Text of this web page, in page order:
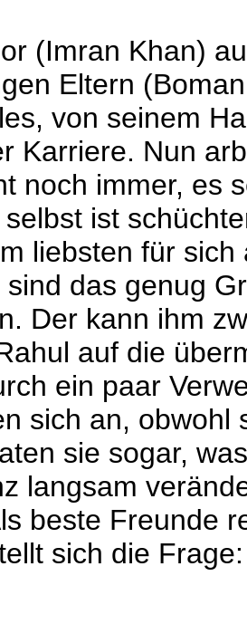
(Imran Khan)
Eltern
von seinem
Karriere. Nun
noch immer, es
ist
liebsten für
das genug
Der kann ihm
auf die
ein paar
sich an, obwohl
sie sogar,
langsam
beste Freunde
sich die